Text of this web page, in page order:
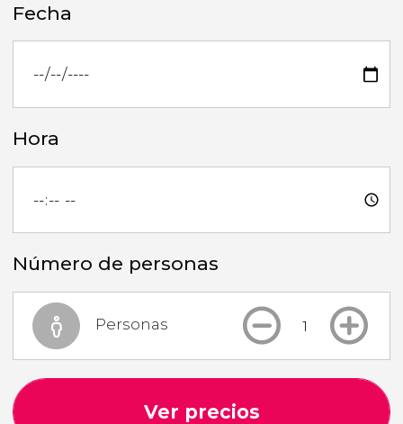
Fecha
Hora
Número de personas
Personas
Ver precios